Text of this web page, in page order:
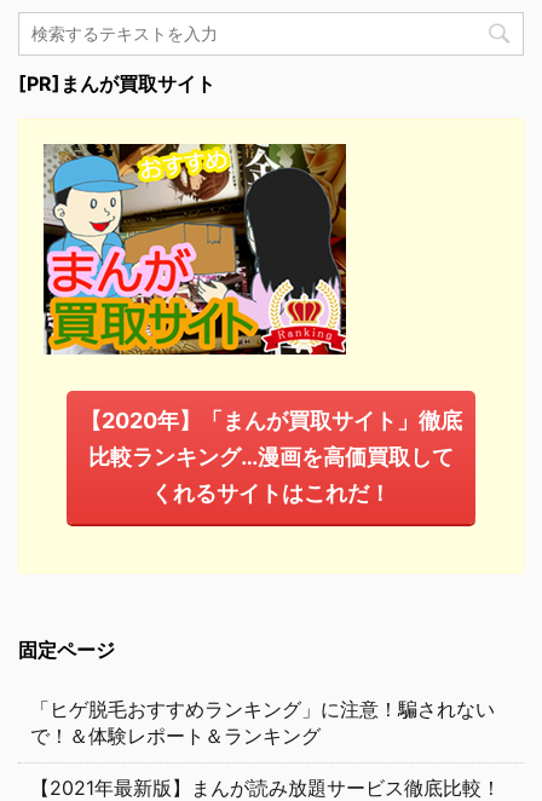
[PR]まんが買取サイト
【2020年】「まんが買取サイト」徹底
比較ランキング…漫画を高価買取して
くれるサイトはこれだ！
固定ページ
「ヒゲ脱毛おすすめランキング」に注意！騙されない
で！＆体験レポート＆ランキング
【2021年最新版】まんが読み放題サービス徹底比較！